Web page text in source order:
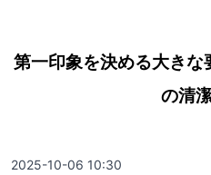
第一印象を決める大き
の清潔
2025-10-06 10:30